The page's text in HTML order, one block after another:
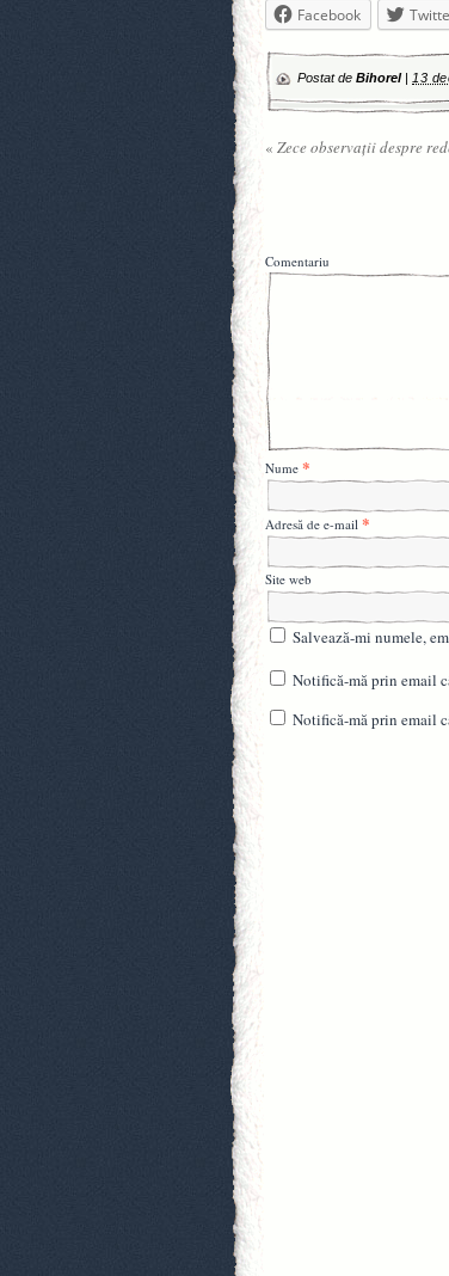
Facebook
Postat de Bihorel| 13
« Zece observații despre
Comentariu
Nume *
Adresă de e-mail *
Site web
Salvează-mi numele,
Notifică-mă prin email
Notifică-mă prin email